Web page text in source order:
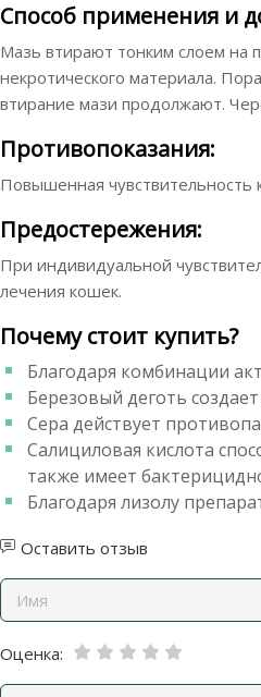
Способ применения и
Мазь втирают тонким слоем на
некротического материала.
втирание мази продолжают.
Противопоказания:
Повышенная чувствительность
Предостережения:
При индивидуальной
лечения кошек.
Почему стоит купить?
Благодаря комбинации
Березовый деготь
Сера действует
Салициловая кислота
также имеет
Благодаря лизолу
Оставить отзыв
Оценка: